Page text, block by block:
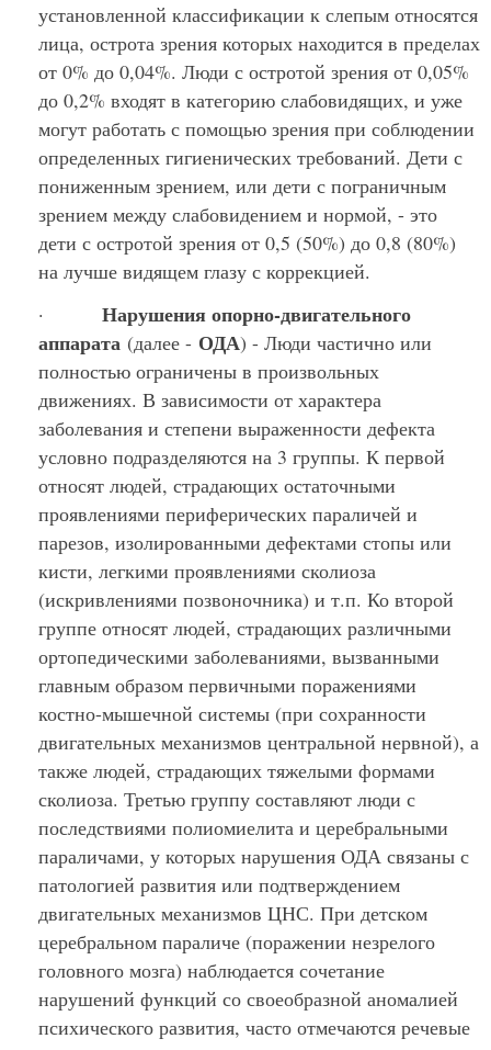
установленной классификации к слепым относятся
лица, острота зрения которых находится в пределах
от 0% до 0,04%. Люди с остротой зрения от 0,05%
до 0,2% входят в категорию слабовидящих, и уже
могут работать с помощью зрения при соблюдении
определенных гигиенических требований. Дети с
пониженным зрением, или дети с пограничным
зрением между слабовидением и нормой, - это
дети с остротой зрения от 0,5 (50%) до 0,8 (80%)
на лучше видящем глазу с коррекцией.
· Нарушения опорно-двигательного
аппарата (далее - ОДА) - Люди частично или
полностью ограничены в произвольных
движениях. В зависимости от характера
заболевания и степени выраженности дефекта
условно подразделяются на 3 группы. К первой
относят людей, страдающих остаточными
проявлениями периферических параличей и
парезов, изолированными дефектами стопы или
кисти, легкими проявлениями сколиоза
(искривлениями позвоночника) и т.п. Ко второй
группе относят людей, страдающих различными
ортопедическими заболеваниями, вызванными
главным образом первичными поражениями
костно-мышечной системы (при сохранности
двигательных механизмов центральной нервной), а
также людей, страдающих тяжелыми формами
сколиоза. Третью группу составляют люди с
последствиями полиомиелита и церебральными
параличами, у которых нарушения ОДА связаны с
патологией развития или подтверждением
двигательных механизмов ЦНС. При детском
церебральном параличе (поражении незрелого
головного мозга) наблюдается сочетание
нарушений функций со своеобразной аномалией
психического развития, часто отмечаются речевые